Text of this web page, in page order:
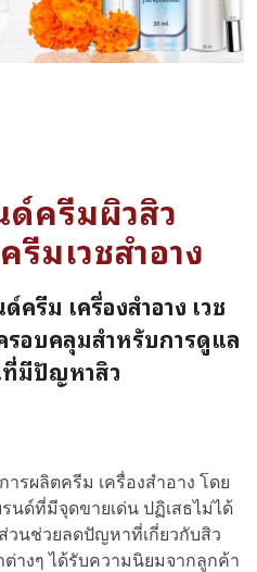
ครีมผิวสิว
มเวชสำอาง
รีม เครื่องสำอาง เวช
รอบคลุมสำหรับการดูแล
มีปัญหาสิว
ารผลิตครีม เครื่องสำอาง โดย
นด์ที่มีจุดขายเด่น ปฏิเสธไม่ได้
นช่วยลดปัญหาที่เกี่ยวกับสิว
างๆ ได้รับความนิยมจากลูกค้า